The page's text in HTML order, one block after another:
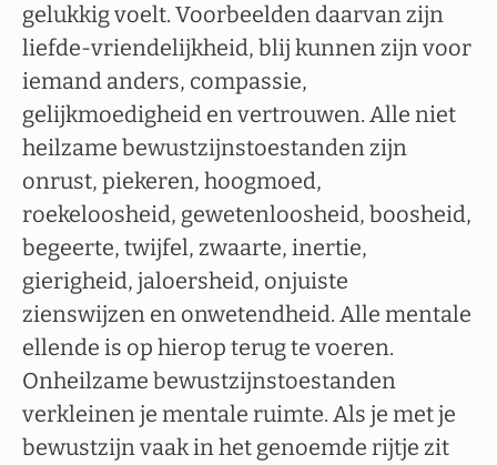
gelukkig voelt. Voorbeelden daarvan zijn
liefde-vriendelijkheid, blij kunnen zijn voor
iemand anders, compassie,
gelijkmoedigheid en vertrouwen. Alle niet
heilzame bewustzijnstoestanden zijn
onrust, piekeren, hoogmoed,
roekeloosheid, gewetenloosheid, boosheid,
begeerte, twijfel, zwaarte, inertie,
gierigheid, jaloersheid, onjuiste
zienswijzen en onwetendheid. Alle mentale
ellende is op hierop terug te voeren.
Onheilzame bewustzijnstoestanden
verkleinen je mentale ruimte. Als je met je
bewustzijn vaak in het genoemde rijtje zit